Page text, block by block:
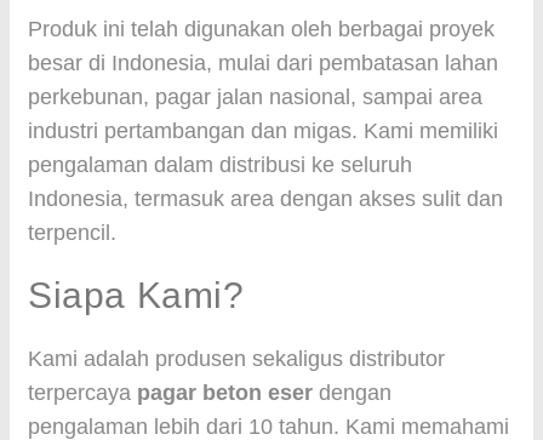
Produk ini telah digunakan oleh berbagai proyek
besar di Indonesia, mulai dari pembatasan lahan
perkebunan, pagar jalan nasional, sampai area
industri pertambangan dan migas. Kami memiliki
pengalaman dalam distribusi ke seluruh
Indonesia, termasuk area dengan akses sulit dan
terpencil.
Siapa Kami?
Kami adalah produsen sekaligus distributor
terpercaya pagar beton eser dengan
pengalaman lebih dari 10 tahun. Kami memahami